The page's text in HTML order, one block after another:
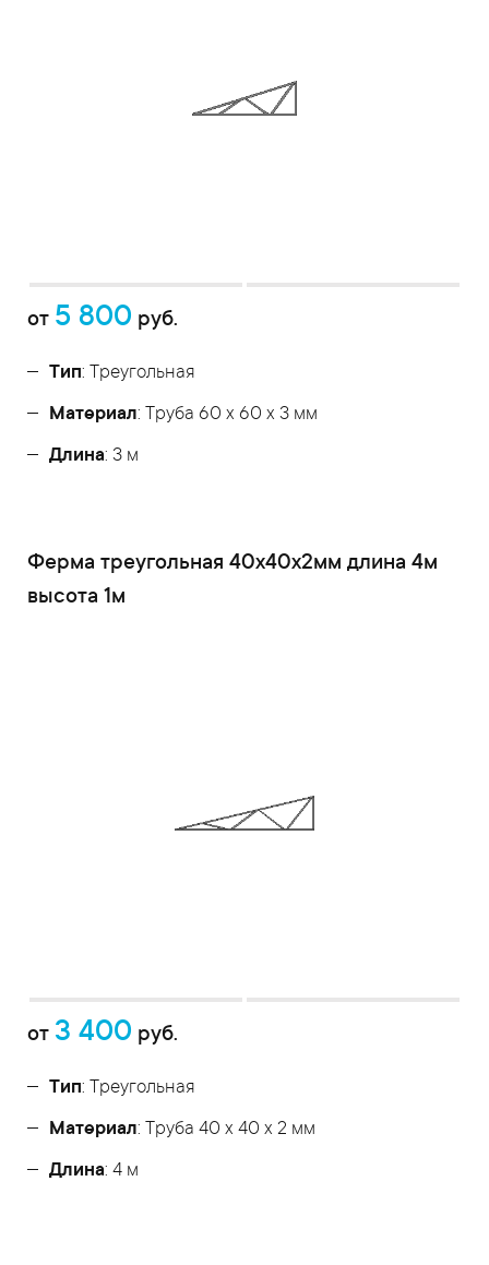
от 5 800 руб.
Тип: Треугольная
Материал: Труба 60 x 60 x 3 мм
Длина: 3 м
Ферма треугольная 40x40x2мм длина 4м
высота 1м
от 3 400 руб.
Тип: Треугольная
Материал: Труба 40 x 40 x 2 мм
Длина: 4 м